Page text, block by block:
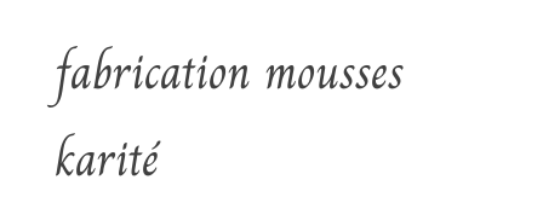
fabrication mousses
karité